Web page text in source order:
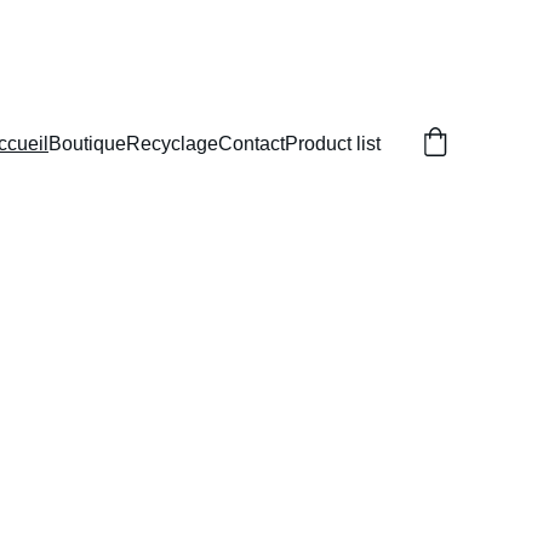
BoutiqueRecyclageContactProduct list